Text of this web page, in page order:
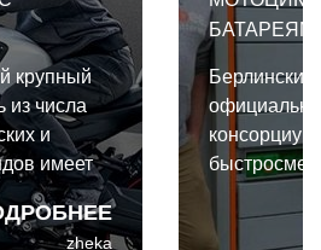
крупный
из числа
и
имеет
с
или
zheka
БАТАРЕЯМ
Берлинский
консорциум
(SBMC).